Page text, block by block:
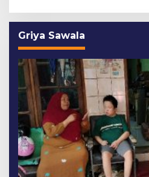
Griya Sawala